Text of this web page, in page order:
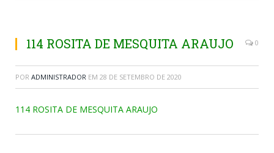
114 ROSITA DE MESQUITA ARAUJO 0
POR ADMINISTRADOR EM 28 DE SETEMBRO DE 2020
114 ROSITA DE MESQUITA ARAUJO